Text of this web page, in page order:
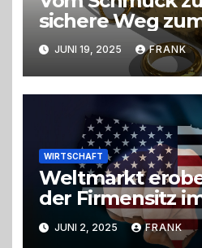
sichere Weg
Goldverkauf
JUNI 19, 2025 FRANK
WIRTSCHAFT
Weltmarkt
der Firmensitz
der
sein kann
JUNI 2, 2025 FRANK